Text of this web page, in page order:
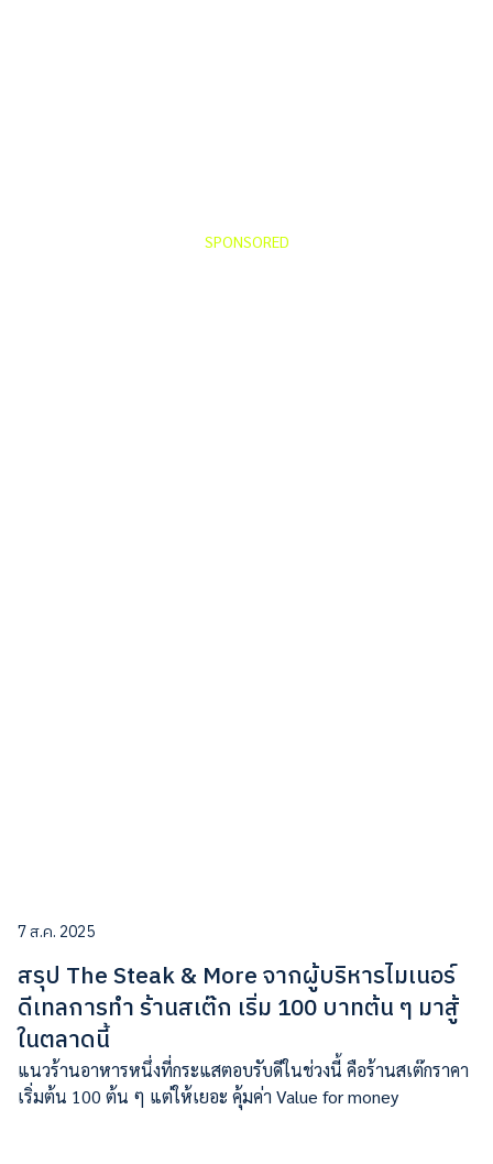
SPONSORED
7 ส.ค. 2025
สรุป The Steak & More จากผู้บริหารไมเนอร์
ดีเทลการทำ ร้านสเต๊ก เริ่ม 100 บาทต้น ๆ มาสู้
ในตลาดนี้
แนวร้านอาหารหนึ่งที่กระแสตอบรับดีในช่วงนี้ คือร้านสเต๊กราคา
เริ่มต้น 100 ต้น ๆ แต่ให้เยอะ คุ้มค่า Value for money